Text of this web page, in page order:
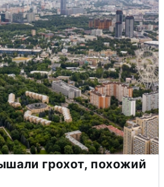
грохот, похожий